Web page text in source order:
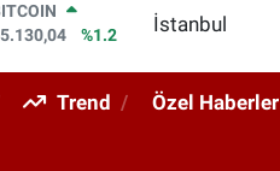
%0.17
İstanbul
Trend Özel Haberler